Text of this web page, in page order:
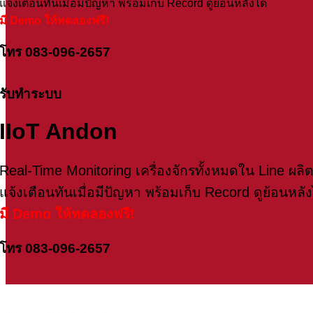
แจ้งเตือนทันเมื่อมีปัญหา พร้อมเก็บ Record ดูย้อนหลังได้
มี Demo ให้ทดลองฟรี!
โทร 083-096-2657
รับทำระบบ
IIoT Andon
Real-Time Monitoring เครื่องจักรทั้งหมดใน Line ผลิต
แจ้งเตือนทันเมื่อมีปัญหา พร้อมเก็บ Record ดูย้อนหลั
มี Demo ให้ทดลองฟรี!
โทร 083-096-2657